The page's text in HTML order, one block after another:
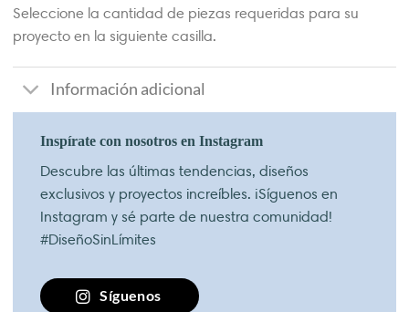
Seleccione la cantidad de piezas requeridas para su
proyecto en la siguiente casilla.
Información adicional
Inspírate con nosotros en Instagram
Descubre las últimas tendencias, diseños
exclusivos y proyectos increíbles. ¡Síguenos en
Instagram y sé parte de nuestra comunidad!
#DiseñoSinLímites
Síguenos